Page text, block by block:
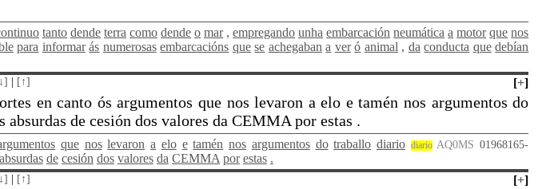
tanto dende terra como dende o mar , empregando unha embarcación neumática a motor que nos
para informar ás numerosas embarcacións que se achegaban a ver ó animal , da conducta que debían
[↑] [+]
en canto ós argumentos que nos levaron a elo e tamén nos argumentos do
de cesión dos valores da CEMMA por estas .
que nos levaron a elo e tamén nos argumentos do traballo diario diarioAQ0MS01968165-
absurdas de cesión dos valores da CEMMA por estas .
[↑] [+]